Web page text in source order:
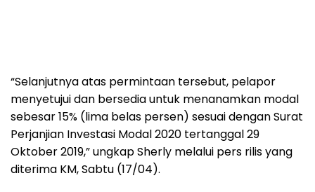
“Selanjutnya atas permintaan tersebut, pelapor
menyetujui dan bersedia untuk menanamkan modal
sebesar 15% (lima belas persen) sesuai dengan Surat
Perjanjian Investasi Modal 2020 tertanggal 29
Oktober 2019,” ungkap Sherly melalui pers rilis yang
diterima KM, Sabtu (17/04).